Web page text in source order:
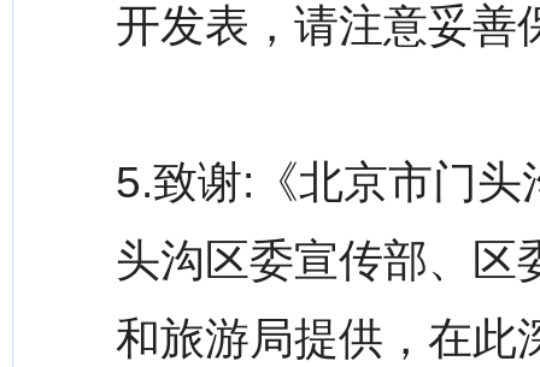
开发表，请注意妥善
5.致谢:《北京市门
头沟区委宣传部、区
和旅游局提供，在此